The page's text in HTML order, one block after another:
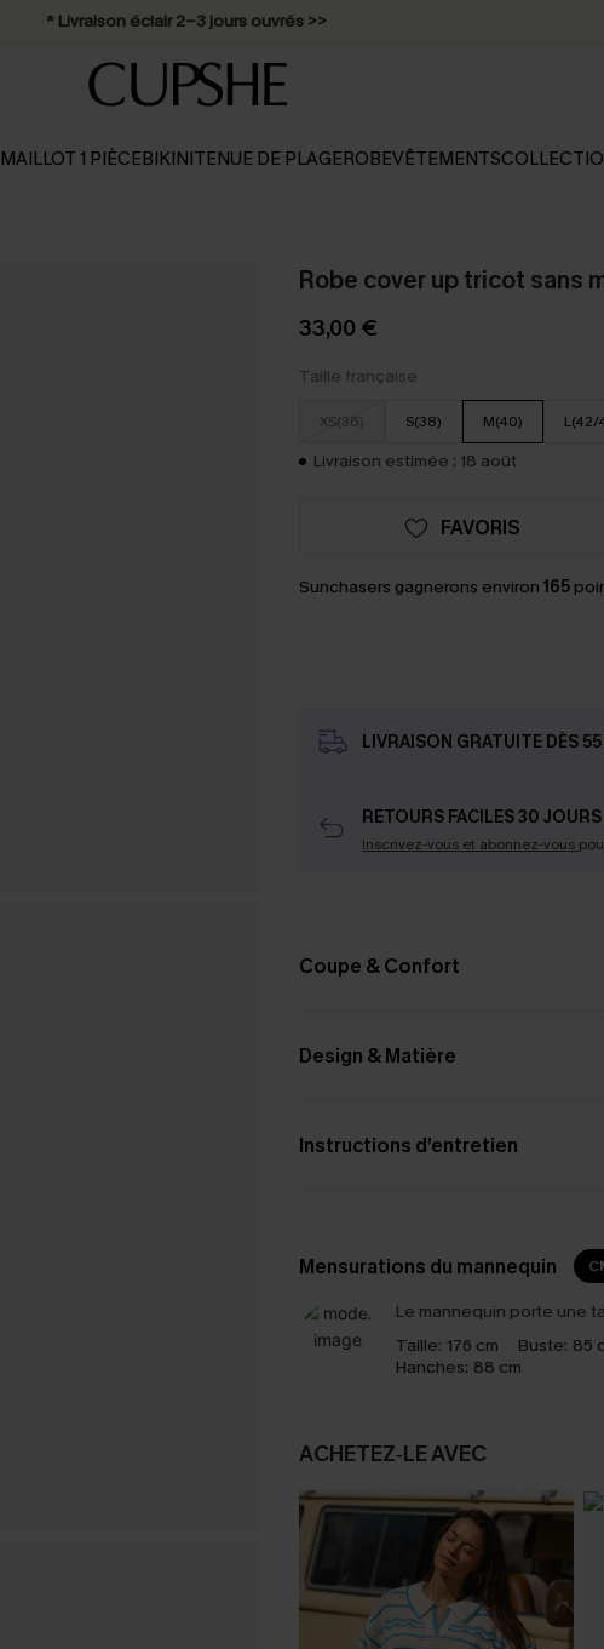
Abonnement E-mail : -25% dès 4 achetés >>
MAILLOT 1 PIÈCEBIKINITENUE DE PLAGEROBEVÊTEMENTS
Robe cover up tricot sans
33,00 €
Taille française
XS(36) S(38) M(40) L(42/
Livraison estimée : 18 août
FAVORIS
Sunchasers gagnerons environ 165
LIVRAISON GRATUITE DÈS
RETOURS FACILES 30 JOURS
Inscrivez-vous et abonnez-vous
Coupe & Confort
Design & Matière
Instructions d’entretien
Mensurations du mannequin
Le mannequin porte une
Taille: 176 cm Buste: 85
Hanches: 88 cm
ACHETEZ‑LE AVEC